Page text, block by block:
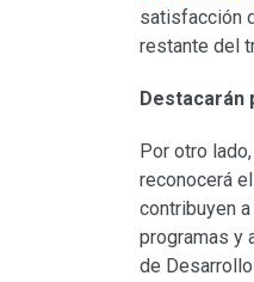
satisfacción
restante del
Destacarán
Por otro
reconocerá
contribuyen
programas y
de